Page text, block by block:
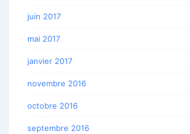
juin 2017
mai 2017
janvier 2017
novembre 2016
octobre 2016
septembre 2016